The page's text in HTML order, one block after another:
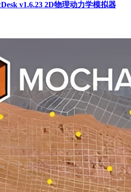
v1.6.23 2D物理动力学模拟器